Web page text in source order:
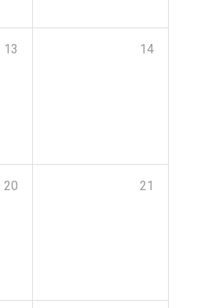
13 14
20 21